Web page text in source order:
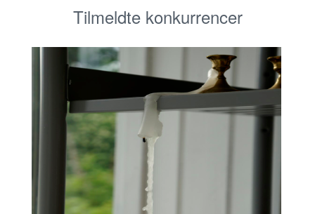
Tilmeldte konkurrencer